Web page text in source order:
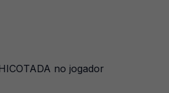
no jogador